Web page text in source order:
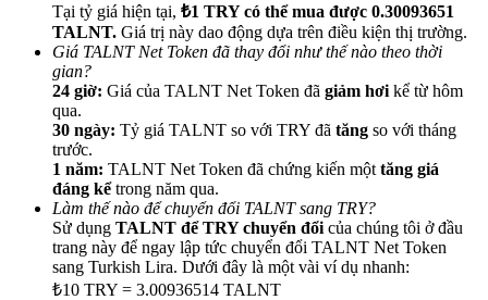
BTC Welcome Rewards
Deposit & Trade BTC to Share 25000 USDT prize pool!
Tại tỷ giá hiện tại, ₺1 TRY có thể mua được 0.30093651
TALNT. Giá trị này dao động dựa trên điều kiện thị trường.
Giá TALNT Net Token đã thay đổi như thế nào theo thời
gian?
24 giờ: Giá của TALNT Net Token đã giảm hơi kể từ hôm
qua.
30 ngày: Tỷ giá TALNT so với TRY đã tăng so với tháng
trước.
1 năm: TALNT Net Token đã chứng kiến một tăng giá
đáng kểtrong năm qua.
Làm thế nào để chuyển đổi TALNT sang TRY?
Sử dụng TALNT để TRY chuyển đổi của chúng tôi ở đầu
trang này để ngay lập tức chuyển đổi TALNT Net Token
sang Turkish Lira. Dưới đây là một vài ví dụ nhanh:
₺10 TRY = 3.00936514 TALNT